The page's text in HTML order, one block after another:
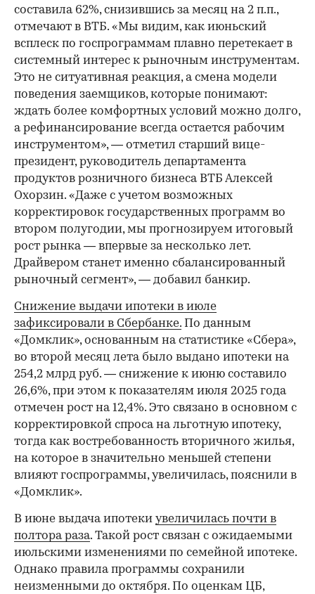
составила 62%, снизившись за месяц на 2 п.п.,
отмечают в ВТБ. «Мы видим, как июньский
всплеск по госпрограммам плавно перетекает в
системный интерес к рыночным инструментам.
Это не ситуативная реакция, а смена модели
поведения заемщиков, которые понимают:
ждать более комфортных условий можно долго,
а рефинансирование всегда остается рабочим
инструментом», — отметил старший вице-
президент, руководитель департамента
продуктов розничного бизнеса ВТБ Алексей
Охорзин. «Даже с учетом возможных
корректировок государственных программ во
втором полугодии, мы прогнозируем итоговый
рост рынка — впервые за несколько лет.
Драйвером станет именно сбалансированный
рыночный сегмент», — добавил банкир.
Снижение выдачи ипотеки в июле
зафиксировали в Сбербанке. По данным
«Домклик», основанным на статистике «Сбера»,
во второй месяц лета было выдано ипотеки на
254,2 млрд руб. — снижение к июню составило
26,6%, при этом к показателям июля 2025 года
отмечен рост на 12,4%. Это связано в основном с
корректировкой спроса на льготную ипотеку,
тогда как востребованность вторичного жилья,
на которое в значительно меньшей степени
влияют госпрограммы, увеличилась, пояснили в
«Домклик».
В июне выдача ипотеки увеличилась почти в
полтора раза. Такой рост связан с ожидаемыми
июльскими изменениями по семейной ипотеке.
Однако правила программы сохранили
неизменными до октября. По оценкам ЦБ,